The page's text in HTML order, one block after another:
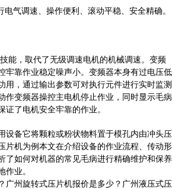
气调速、操作便利、滚动平稳、安全精确。
能，取代了无级调速电机的机械调速。变频
牢靠作业稳定噪声小。变频器本身有过电压低
用，通过输出参数可对执行元件进行实时监测
作变频器操控主电机停止作业，同时显示毛病
了电机安全牢靠的作业。
设备它将颗粒或粉状物料置于模孔内由冲头压
片机为例本文在介绍设备的作业流程、传动形
了如何对机器的常见毛病进行精确维护和保养
作业。
广州旋转式压片机报价是多少？广州液压式压